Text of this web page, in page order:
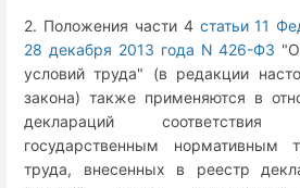
2. Положения части 4 статьи 11
28 декабря 2013 года N 426-ФЗ
условий труда" (в редакции
закона) также применяются в
деклараций
государственным нормативным
труда, внесенных в реестр